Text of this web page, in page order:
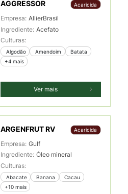
AGGRESSOR Acaricida
Empresa: AllierBrasil
Ingrediente: Acefato
Culturas:
Algodão Amendoim
Batata
+4 mais
Ver mais
ARGENFRUT RV Acaricida
Empresa: Gulf
Ingrediente: Óleo mineral
Culturas:
Abacate Banana
Cacau
+10 mais